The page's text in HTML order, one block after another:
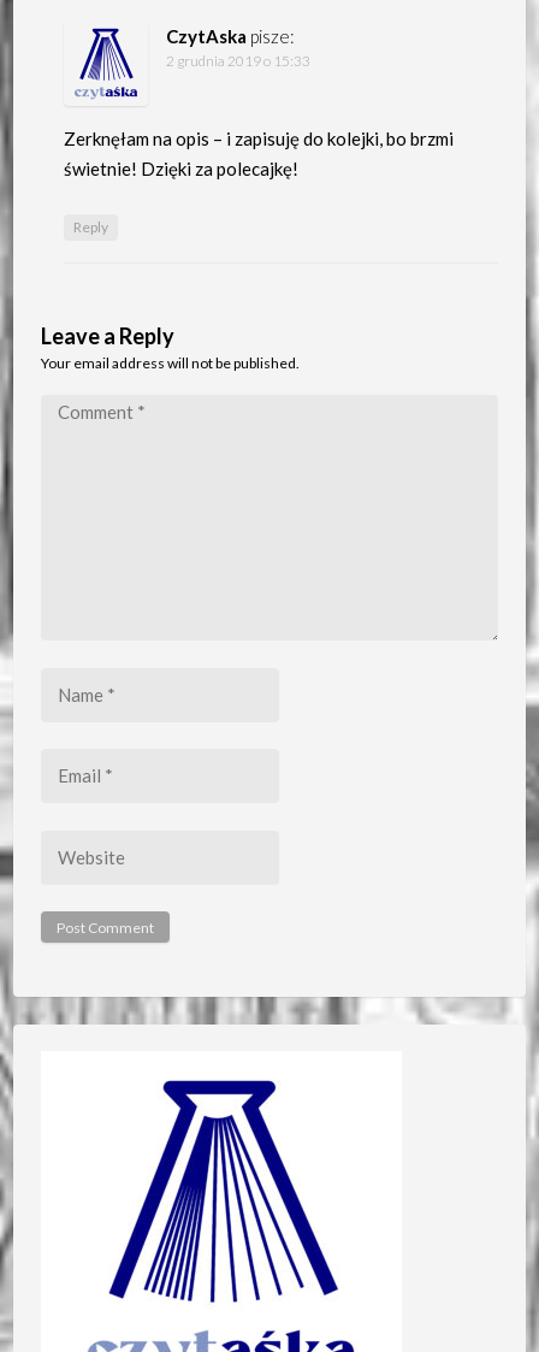
CzytAska pisze:
2 grudnia 2019 o 15:33
Zerknęłam na opis – i zapisuję do kolejki, bo brzmi
świetnie! Dzięki za polecajkę!
Reply
Leave a Reply
Your email address will not be published.
Comment